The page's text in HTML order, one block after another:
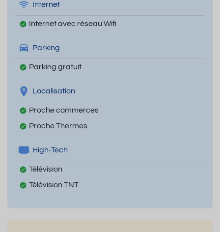
Internet
Internet avec réseau Wifi
Parking
Parking gratuit
Localisation
Proche commerces
Proche Thermes
High-Tech
Télévision
Télévision TNT